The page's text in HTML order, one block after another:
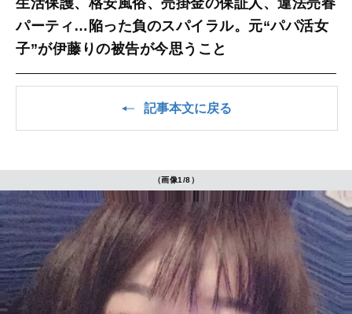
パーティ…陥った負のスパイラル。元“パパ活女
子”が伊藤りの被告が今思うこと
記事本文に戻る
（画像1/8）